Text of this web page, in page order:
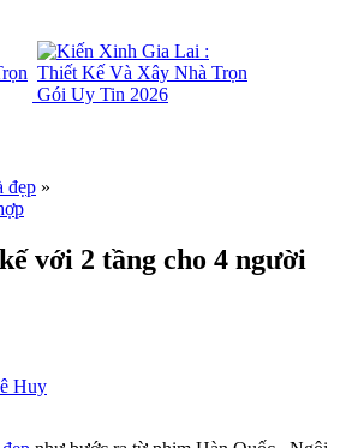
đẹp »
với 2 tầng cho 4 người
Huy